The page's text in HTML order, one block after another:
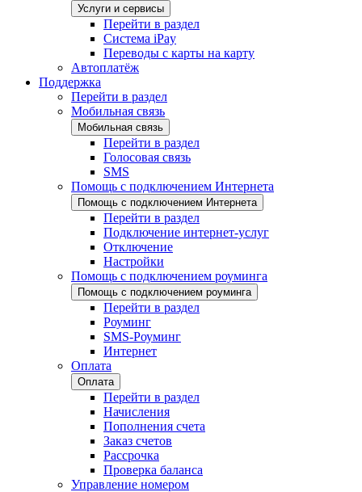
Услуги и сервисы
Перейти в раздел
Система iPay
Переводы с карты на карту
Автоплатёж
Поддержка
Перейти в раздел
Мобильная связь
Мобильная связь
Перейти в раздел
Голосовая связь
SMS
Помощь с подключением Интернета
Помощь с подключением Интернета
Перейти в раздел
Подключение интернет-услуг
Отключение
Настройки
Помощь с подключением роуминга
Помощь с подключением роуминга
Перейти в раздел
Роуминг
SMS-Роуминг
Интернет
Оплата
Оплата
Перейти в раздел
Начисления
Пополнения счета
Заказ счетов
Рассрочка
Проверка баланса
Управление номером